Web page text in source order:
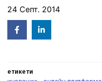
24 Септ. 2014
Facebook
in
етикети